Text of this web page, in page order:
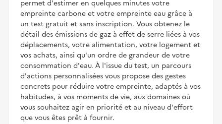
permet d'estimer en quelques minutes votre
empreinte carbone et votre empreinte eau grâce à
un test gratuit et sans inscription. Vous obtenez le
détail des émissions de gaz à effet de serre liées à vos
déplacements, votre alimentation, votre logement et
vos achats, ainsi qu'un ordre de grandeur de votre
consommation d'eau. À l'issue du test, un parcours
d'actions personnalisées vous propose des gestes
concrets pour réduire votre empreinte, adaptés à vos
habitudes, à vos moments de vie, aux domaines où
vous souhaitez agir en priorité et au niveau d'effort
que vous êtes prêt à fournir.